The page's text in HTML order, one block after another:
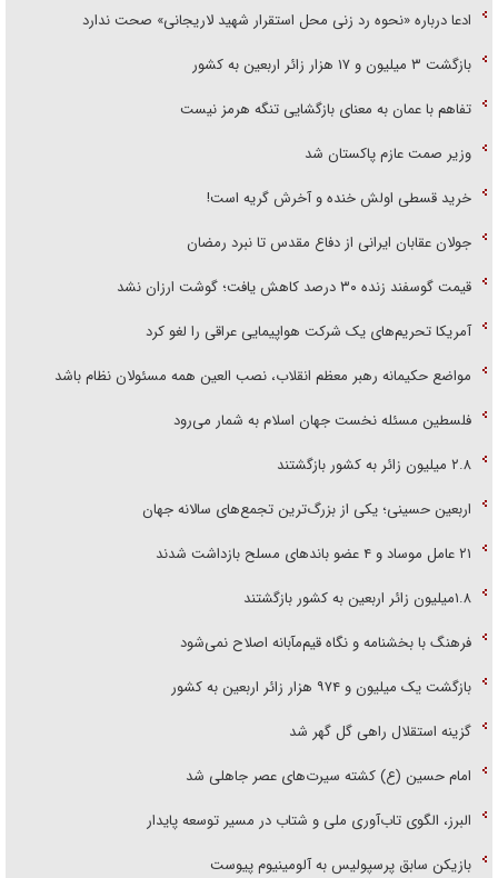
ادعا درباره «نحوه رد زنی محل استقرار شهید لاریجانی» صحت ندارد
بازگشت ۳ میلیون و ۱۷ هزار زائر اربعین به کشور
تفاهم با عمان به معنای بازگشایی تنگه هرمز نیست
وزیر صمت عازم پاکستان شد
خرید قسطی اولش خنده و آخرش گریه است!
جولان عقابان ایرانی از دفاع مقدس تا نبرد رمضان
قیمت گوسفند زنده ۳۰ درصد کاهش یافت؛ گوشت ارزان نشد
آمریکا تحریم‌های یک شرکت هواپیمایی عراقی را لغو کرد
مواضع حکیمانه رهبر معظم انقلاب، نصب العین همه مسئولان نظام باشد
فلسطین مسئله نخست جهان اسلام به شمار می‌رود
۲.۸ میلیون زائر به کشور بازگشتند
اربعین حسینی؛ یکی از بزرگ‌ترین تجمع‌های سالانه جهان
۲۱ عامل موساد و ۴ عضو باند‌های مسلح بازداشت شدند
۱.۸میلیون زائر اربعین به کشور بازگشتند
فرهنگ با بخشنامه و نگاه قیم‌مآبانه اصلاح نمی‌شود
بازگشت یک میلیون و ۹۷۴ هزار زائر اربعین به کشور
گزینه استقلال راهی گل گهر شد
امام حسین (ع) کشته سیرت‌های عصر جاهلی شد
البرز، الگوی تاب‌آوری ملی و شتاب در مسیر توسعه پایدار
بازیکن سابق پرسپولیس به آلومینیوم پیوست